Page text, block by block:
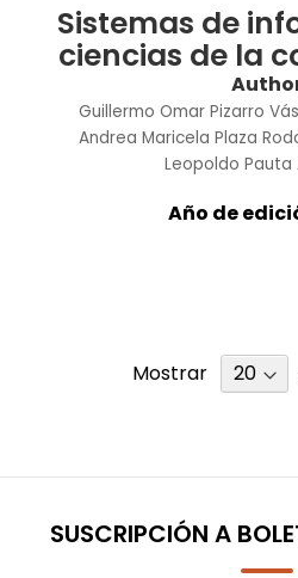
Sistemas de
ciencias de la
Guillermo Omar Pizarro
Andrea Maricela Plaza
Leopoldo Pauta
Año de
Mostrar
SUSCRIPCIÓN A